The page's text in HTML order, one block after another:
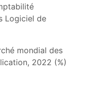
Logiciel de
mondial des
2022 (%)